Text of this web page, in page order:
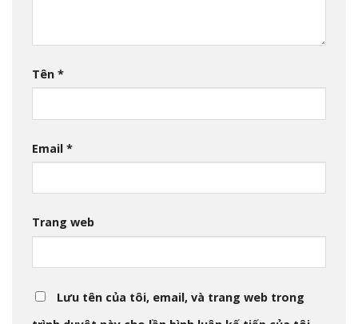
Tên *
Email *
Trang web
Lưu tên của tôi, email, và trang web trong